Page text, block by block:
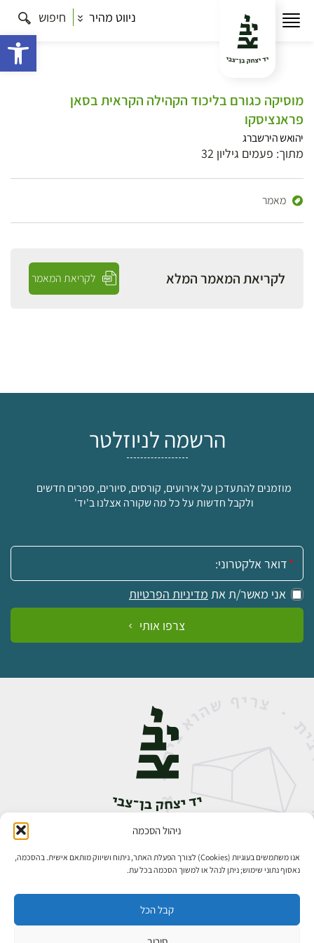
ניהול הסכמה
אנו משתמשים בעוגיות (Cookies) לצורך הפעלת האתר, ניתוח ושיווק מותאם אישית. בהסכמה,
נאסוף נתוני שימוש; ניתן לנהל או למשוך הסכמה בכל עת.
קבל הכל
ניווט מהיר חיפוש
מוסיקה כגורם בליכוד הקהילה הקראית בסאן
פראנציסקו
יהואש הירשברג
מתוך: פעמים גיליון 32
מאמר
לקריאת המאמר המלא לקריאת המאמר
הרשמה לניוזלטר
מוזמנים להתעדכן על אירועים, קורסים, סיורים, ספרים חדשים
ולקבל חדשות על כל מה שקורה אצלנו ב'יד'
אימייל:
אני מאשר/ת את מדיניות הפרטיות
צרפו אותי
אבן גבירול 14, רחביה, ירושלים